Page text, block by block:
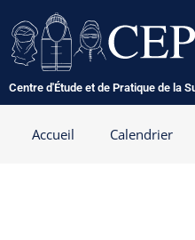
au
contenu
Centre d'Étude et de Pratique de la
Accueil Calendrier